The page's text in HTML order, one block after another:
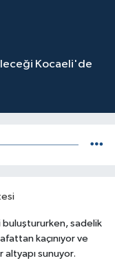
Kocaeli'de
buluştururken, sadelik
kaçınıyor ve
sunuyor.